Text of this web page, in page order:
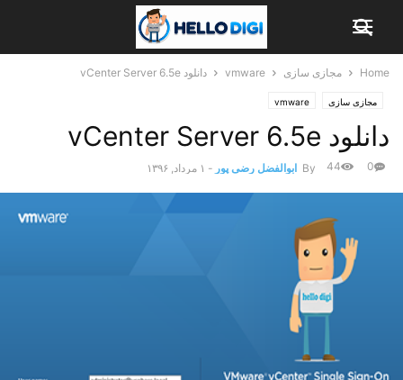
Home مجازی سازی vmware دانلود vCenter Server 6.5e
مجازی سازی vmware
دانلود vCenter Server 6.5e
By ابوالفضل رضی پور - ۱ مرداد, ۱۳۹۶ 0
44